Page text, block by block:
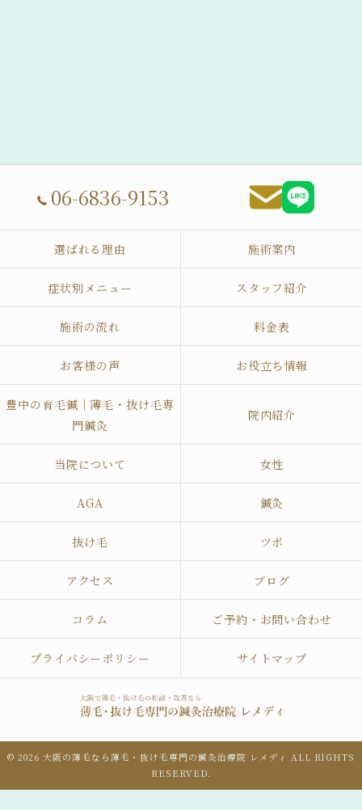
06-6836-9153
選ばれる理由 施術案内
症状別メニュー スタッフ紹介
施術の流れ 料金表
お客様の声 お役立ち情報
豊中の育毛鍼｜薄毛・抜け毛専
門鍼灸
院内紹介
当院について 女性
AGA 鍼灸
抜け毛 ツボ
アクセス ブログ
コラム ご予約・お問い合わせ
プライバシーポリシー サイトマップ
© 2026 大阪の薄毛なら薄毛・抜け毛専門の鍼灸治療院 レメディ ALL RIGHTS
RESERVED.